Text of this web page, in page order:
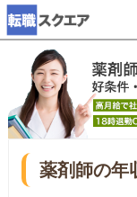
薬剤師の年